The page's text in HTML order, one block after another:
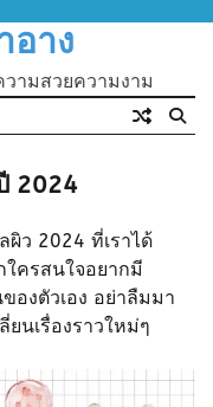
อาง
ามสวยความงาม
2024
ว 2024 ที่เราได้
ครสนใจอยากมี
องตัวเอง อย่าลืมมา
ยนเรื่องราวใหม่ๆ